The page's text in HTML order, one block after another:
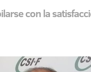
con la